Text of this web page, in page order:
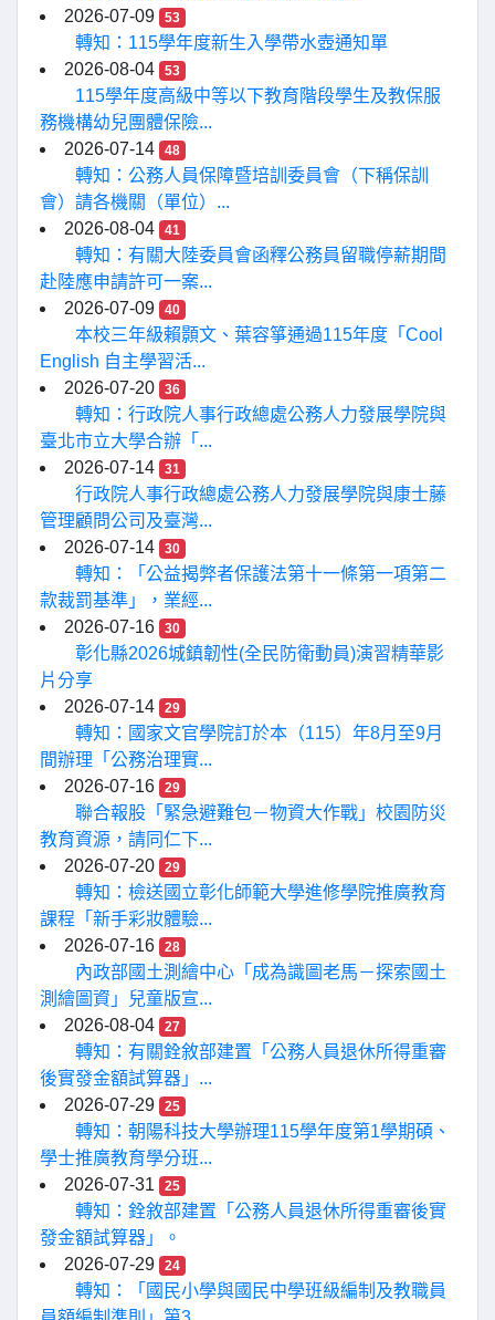
2026-07-09
53
轉知：115學年度新生入學帶水壺通知單
2026-08-04
53
115學年度高級中等以下教育階段學生及教保服
務機構幼兒團體保險...
2026-07-14
48
轉知：公務人員保障暨培訓委員會（下稱保訓
會）請各機關（單位）...
2026-08-04
41
轉知：有關大陸委員會函釋公務員留職停薪期間
赴陸應申請許可一案...
2026-07-09
40
本校三年級賴顥文、葉容箏通過115年度「Cool
English 自主學習活...
2026-07-20
36
轉知：行政院人事行政總處公務人力發展學院與
臺北市立大學合辦「...
2026-07-14
31
行政院人事行政總處公務人力發展學院與康士藤
管理顧問公司及臺灣...
2026-07-14
30
轉知：「公益揭弊者保護法第十一條第一項第二
款裁罰基準」，業經...
2026-07-16
30
彰化縣2026城鎮韌性(全民防衛動員)演習精華影
片分享
2026-07-14
29
轉知：國家文官學院訂於本（115）年8月至9月
間辦理「公務治理實...
2026-07-16
29
聯合報股「緊急避難包－物資大作戰」校園防災
教育資源，請同仁下...
2026-07-20
29
轉知：檢送國立彰化師範大學進修學院推廣教育
課程「新手彩妝體驗...
2026-07-16
28
內政部國土測繪中心「成為識圖老馬－探索國土
測繪圖資」兒童版宣...
2026-08-04
27
轉知：有關銓敘部建置「公務人員退休所得重審
後實發金額試算器」...
2026-07-29
25
轉知：朝陽科技大學辦理115學年度第1學期碩、
學士推廣教育學分班...
2026-07-31
25
轉知：銓敘部建置「公務人員退休所得重審後實
發金額試算器」。
2026-07-29
24
轉知：「國民小學與國民中學班級編制及教職員